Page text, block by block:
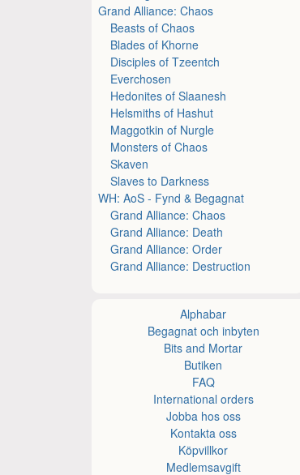
Grand Alliance: Chaos
Beasts of Chaos
Blades of Khorne
Disciples of Tzeentch
Everchosen
Hedonites of Slaanesh
Helsmiths of Hashut
Maggotkin of Nurgle
Monsters of Chaos
Skaven
Slaves to Darkness
WH: AoS - Fynd & Begagnat
Grand Alliance: Chaos
Grand Alliance: Death
Grand Alliance: Order
Grand Alliance: Destruction
Alphabar
Begagnat och inbyten
Bits and Mortar
Butiken
FAQ
International orders
Jobba hos oss
Kontakta oss
Köpvillkor
Medlemsavgift